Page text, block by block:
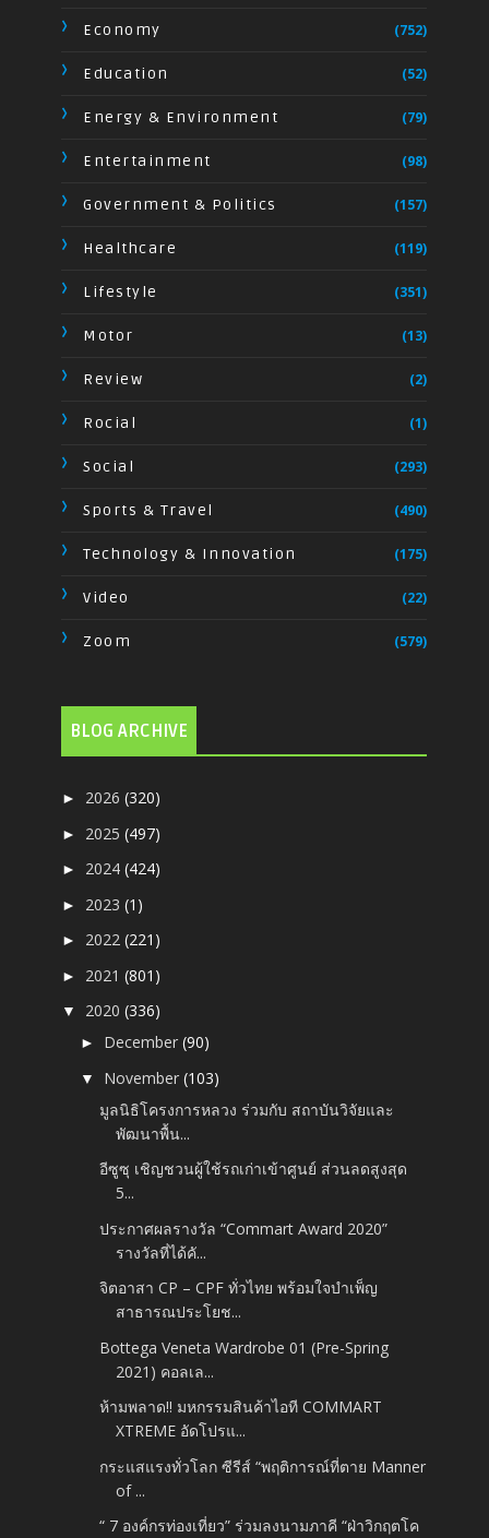
Economy (752)
Education (52)
Energy & Environment (79)
Entertainment (98)
Government & Politics (157)
Healthcare (119)
Lifestyle (351)
Motor (13)
Review (2)
Rocial (1)
Social (293)
Sports & Travel (490)
Technology & Innovation (175)
Video (22)
Zoom (579)
BLOG ARCHIVE
► 2026(320)
► 2025(497)
► 2024(424)
► 2023(1)
► 2022(221)
► 2021(801)
▼ 2020(336)
► December(90)
▼ November(103)
มูลนิธิโครงการหลวง ร่วมกับ สถาบันวิจัยและ
พัฒนาพื้น...
อีซูซุ เชิญชวนผู้ใช้รถเก่าเข้าศูนย์ ส่วนลดสูงสุด
5...
ประกาศผลรางวัล “Commart Award 2020”
รางวัลที่ได้คั...
จิตอาสา CP – CPF ทั่วไทย พร้อมใจบำเพ็ญ
สาธารณประโยช...
Bottega Veneta Wardrobe 01 (Pre-Spring
2021) คอลเล...
ห้ามพลาด!! มหกรรมสินค้าไอที COMMART
XTREME อัดโปรแ...
กระแสแรงทั่วโลก ซีรีส์ “พฤติการณ์ที่ตาย Manner
of ...
“ 7 องค์กรท่องเที่ยว” ร่วมลงนามภาคี “ฝ่าวิกฤตโค